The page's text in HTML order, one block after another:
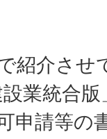
紹介させ
業統合
申請等の